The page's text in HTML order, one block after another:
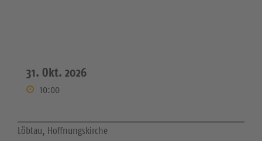
31. Okt. 2026
10:00
Löbtau, Hoffnungskirche